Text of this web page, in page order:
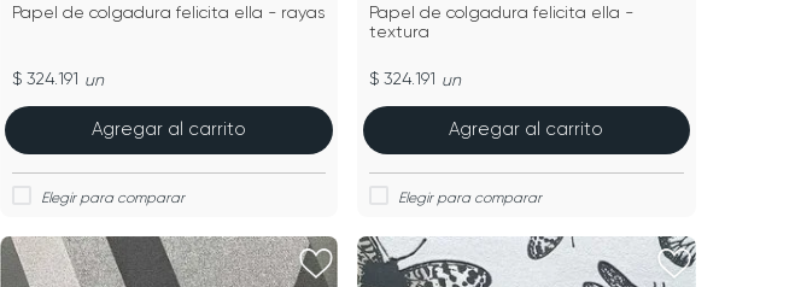
Papel de colgadura felicita ella - rayas
$ 324.191 un
Agregar al carrito
Papel de colgadura felicita ella -
textura
$ 324.191 un
Agregar al carrito